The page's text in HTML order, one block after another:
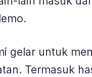
gelar untuk
Termasuk